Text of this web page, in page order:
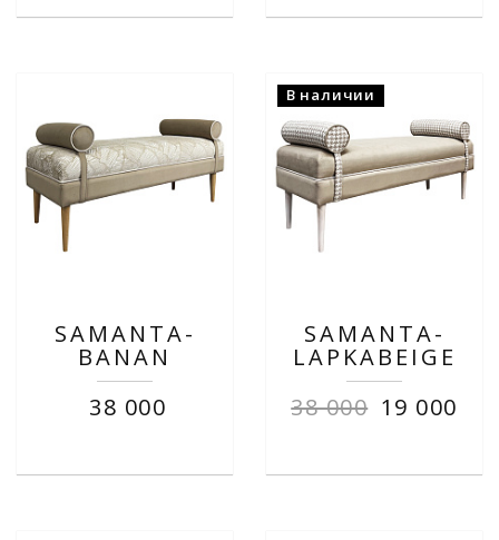
SAMANTA-
BANAN
38 000
В наличии
SAMANTA-
LAPKABEIGE
38 000 19 000